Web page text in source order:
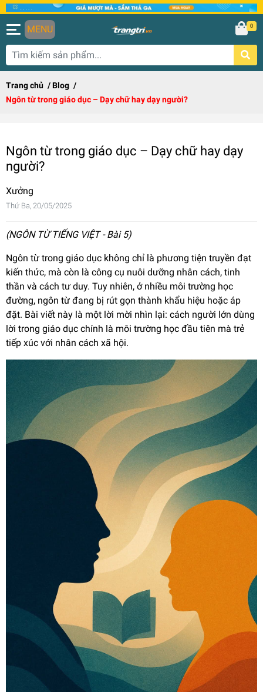
MENU 0
Trang chủ /Blog /
Ngôn từ trong giáo dục – Dạy chữ hay dạy người?
Ngôn từ trong giáo dục – Dạy chữ hay dạy
người?
Xưởng
Thứ Ba, 20/05/2025
(NGÔN TỪ TIẾNG VIỆT - Bài 5)
Ngôn từ trong giáo dục không chỉ là phương tiện truyền đạt
kiến thức, mà còn là công cụ nuôi dưỡng nhân cách, tinh
thần và cách tư duy. Tuy nhiên, ở nhiều môi trường học
đường, ngôn từ đang bị rút gọn thành khẩu hiệu hoặc áp
đặt. Bài viết này là một lời mời nhìn lại: cách người lớn dùng
lời trong giáo dục chính là môi trường học đầu tiên mà trẻ
tiếp xúc với nhân cách xã hội.